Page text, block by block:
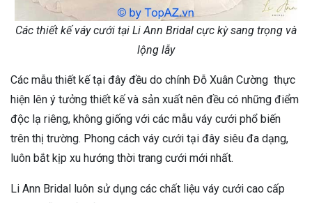
Các thiết kế váy cưới tại Li Ann Bridal cực kỳ sang trọng và
lộng lẫy
Các mẫu thiết kế tại đây đều do chính Đỗ Xuân Cường thực
hiện lên ý tưởng thiết kế và sản xuất nên đều có những điểm
độc lạ riêng, không giống với các mẫu váy cưới phổ biến
trên thị trường. Phong cách váy cưới tại đây siêu đa dạng,
luôn bắt kịp xu hướng thời trang cưới mới nhất.
Li Ann Bridal luôn sử dụng các chất liệu váy cưới cao cấp